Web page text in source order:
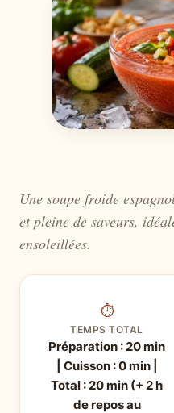
Une soupe froide
et pleine de saveurs,
ensoleillées.
⏱
TEMPS TOTAL
Préparation : 20 min
| Cuisson : 0 min |
Total : 20 min (+ 2 h
de repos au